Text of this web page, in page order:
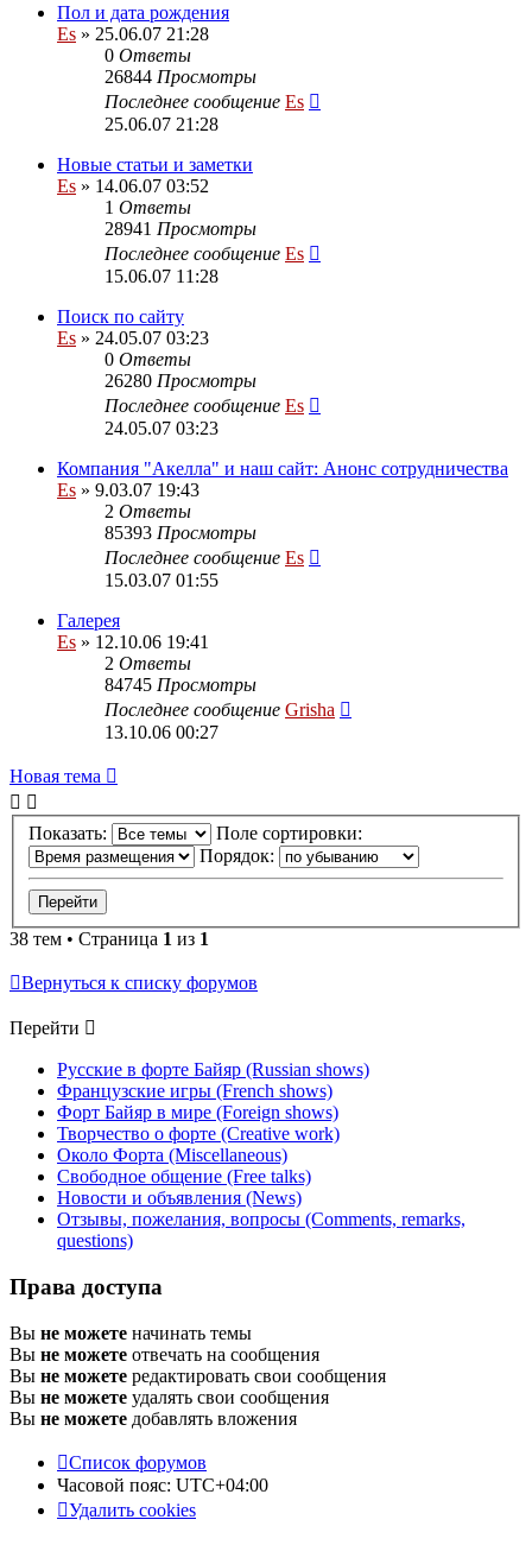
Пол и дата рождения
Es » 25.06.07 21:28
0 Ответы
26844 Просмотры
Последнее сообщение Es
25.06.07 21:28
Новые статьи и заметки
Es » 14.06.07 03:52
1 Ответы
28941 Просмотры
Последнее сообщение Es
15.06.07 11:28
Поиск по сайту
Es » 24.05.07 03:23
0 Ответы
26280 Просмотры
Последнее сообщение Es
24.05.07 03:23
Компания "Акелла" и наш сайт: Анонс сотрудничества
Es » 9.03.07 19:43
2 Ответы
85393 Просмотры
Последнее сообщение Es
15.03.07 01:55
Галерея
Es » 12.10.06 19:41
2 Ответы
84745 Просмотры
Последнее сообщение Grisha
13.10.06 00:27
Новая тема
Показать:
Поле сортировки:
Порядок:
38 тем • Страница 1 из 1
Вернуться к списку форумов
Перейти
Русские в форте Байяр (Russian shows)
Французские игры (French shows)
Форт Байяр в мире (Foreign shows)
Творчество о форте (Creative work)
Около Форта (Miscellaneous)
Свободное общение (Free talks)
Новости и объявления (News)
Отзывы, пожелания, вопросы (Comments, remarks,
questions)
Права доступа
Вы не можете начинать темы
Вы не можете отвечать на сообщения
Вы не можете редактировать свои сообщения
Вы не можете удалять свои сообщения
Вы не можете добавлять вложения
Список форумов
Часовой пояс: UTC+04:00
Удалить cookies